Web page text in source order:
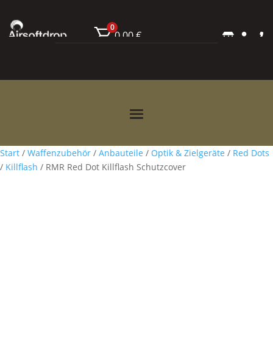
0
0,00€   
Start / Waffenzubehör / Anbauteile / Optik & Zielgeräte / Red Dots
/ Killflash / RMR Red Dot Killflash Schutzcover